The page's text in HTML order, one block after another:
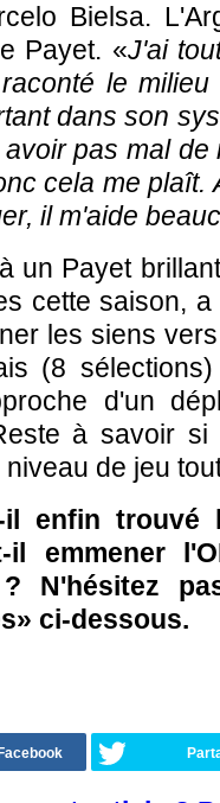
Bielsa.
Payet. «J'ai
le
dans son
pas mal
cela me plaît.
il m'aide
un Payet
cette saison,
les siens
(8
d'un
à savoir
de jeu
il enfin trouvé
il emmener
? N'hésitez
ci-dessous.